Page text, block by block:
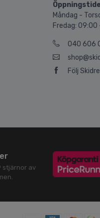
Måndag -
Fredag: 09:00
040 606
Följ
stjärnor av